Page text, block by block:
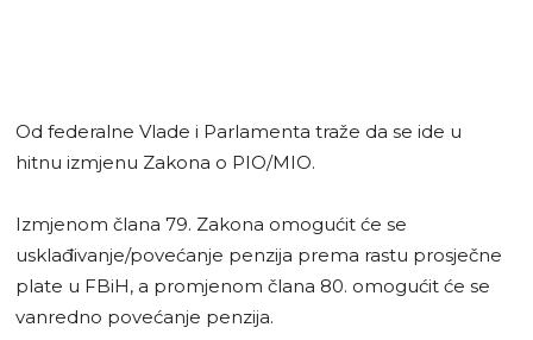
Od federalne Vlade i Parlamenta traže da se ide u
hitnu izmjenu Zakona o PIO/MIO.
Izmjenom člana 79. Zakona omogućit će se
usklađivanje/povećanje penzija prema rastu prosječne
plate u FBiH, a promjenom člana 80. omogućit će se
vanredno povećanje penzija.